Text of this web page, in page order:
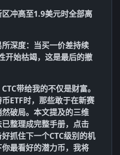
冲高至1.9美元时全部离
深度：当买一价差持续
开始枯竭，这是最后的撤
带给我的不仅是财富。
ETF时，那些敢于在新赛
破局。本文提及的三维
已整理成完整手册，点击
抓住下一个CTC级别的机
最看好的潜力币，我将